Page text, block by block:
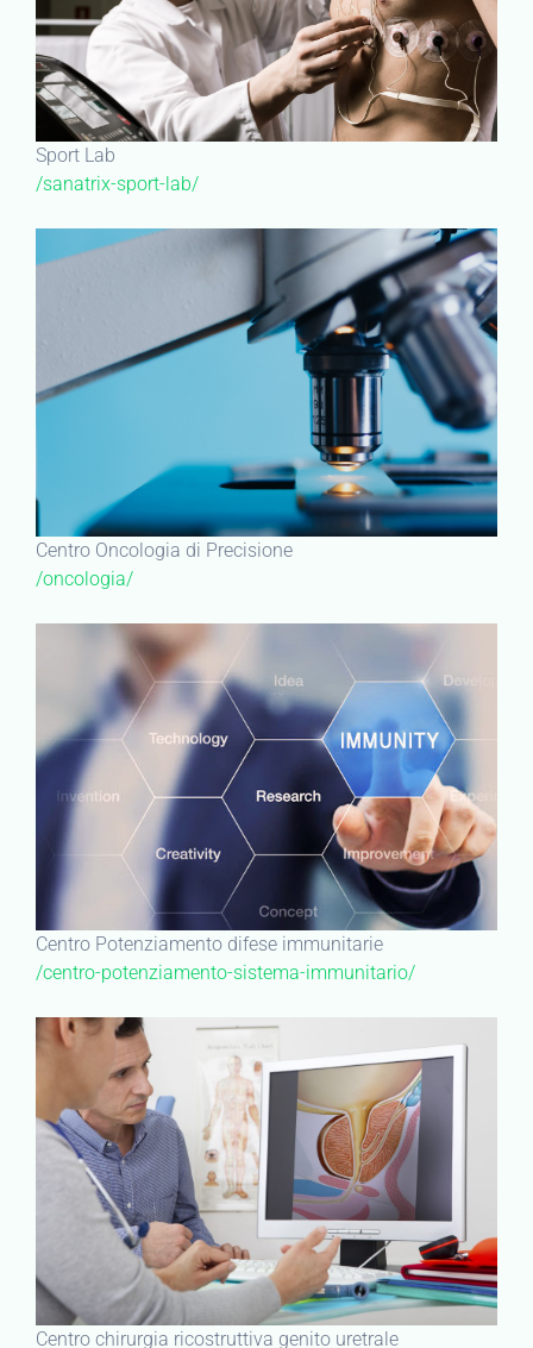
Sport Lab
/sanatrix-sport-lab/
Centro Oncologia di Precisione
/oncologia/
Centro Potenziamento difese immunitarie
/centro-potenziamento-sistema-immunitario/
Centro chirurgia ricostruttiva genito uretrale